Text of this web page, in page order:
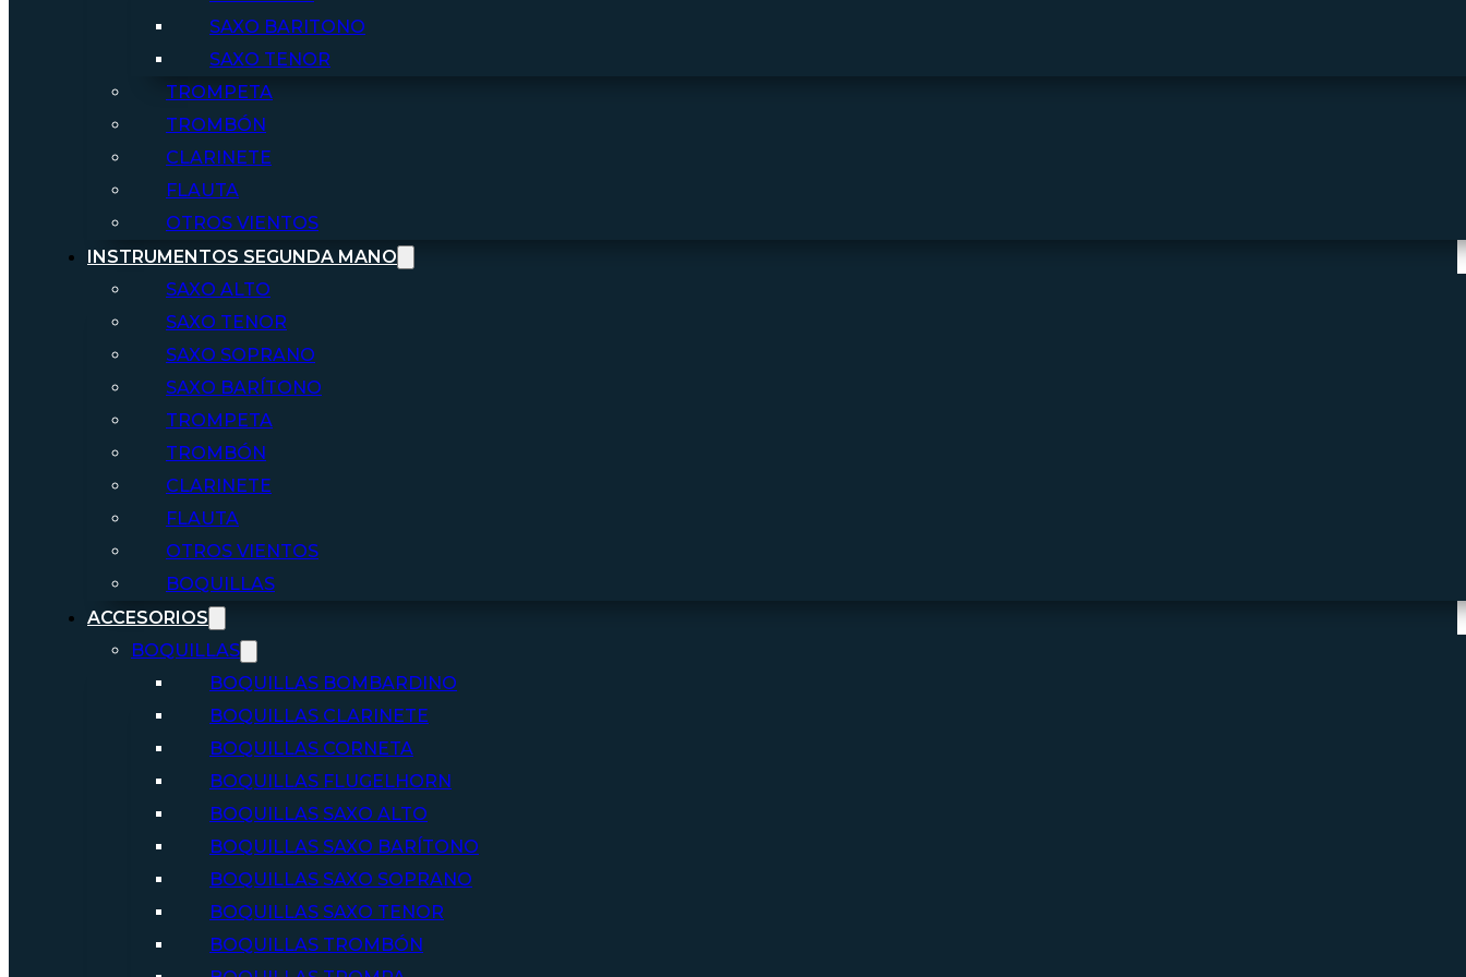
SAXO BARITONO
SAXO TENOR
TROMPETA
TROMBÓN
CLARINETE
FLAUTA
OTROS VIENTOS
INSTRUMENTOS SEGUNDA MANO
SAXO ALTO
SAXO TENOR
SAXO SOPRANO
SAXO BARÍTONO
TROMPETA
TROMBÓN
CLARINETE
FLAUTA
OTROS VIENTOS
BOQUILLAS
ACCESORIOS
BOQUILLAS
BOQUILLAS BOMBARDINO
BOQUILLAS CLARINETE
BOQUILLAS CORNETA
BOQUILLAS FLUGELHORN
BOQUILLAS SAXO ALTO
BOQUILLAS SAXO BARÍTONO
BOQUILLAS SAXO SOPRANO
BOQUILLAS SAXO TENOR
BOQUILLAS TROMBÓN